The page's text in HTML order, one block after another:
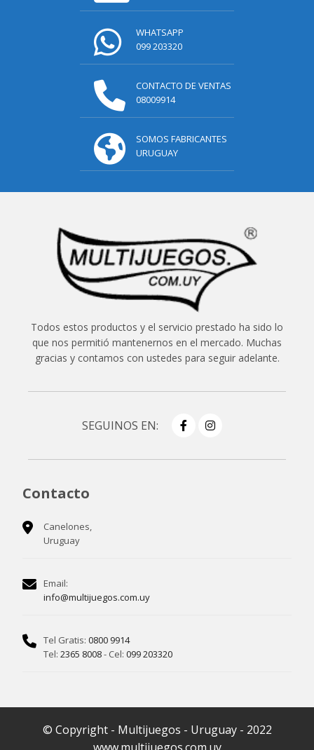
WHATSAPP
099 203320
CONTACTO DE VENTAS
08009914
SOMOS FABRICANTES
URUGUAY
Todos estos productos y el servicio prestado ha sido lo
que nos permitió mantenernos en el mercado. Muchas
gracias y contamos con ustedes para seguir adelante.
SEGUINOS EN:
Contacto
Canelones,
Uruguay
Email:
info@multijuegos.com.uy
Tel Gratis: 0800 9914
Tel: 2365 8008- Cel: 099 203320
© Copyright - Multijuegos - Uruguay - 2022